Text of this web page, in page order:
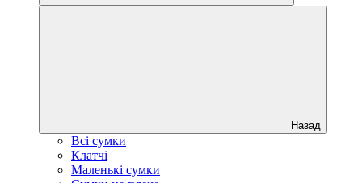
Назад
Всі сумки
Клатчі
Маленькі сумки